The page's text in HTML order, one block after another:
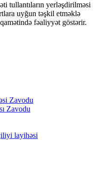
tullantıların yerləşdirilməsi
uyğun təşkil etməklə
fəaliyyət göstərir.
Zavodu
Zavodu
layihəsi